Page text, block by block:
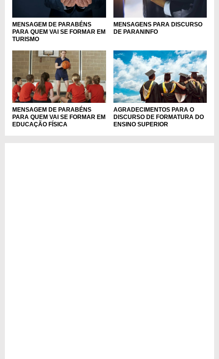
MENSAGEM DE PARABÉNS
PARA QUEM VAI SE FORMAR EM
TURISMO
MENSAGENS PARA DISCURSO
DE PARANINFO
MENSAGEM DE PARABÉNS
PARA QUEM VAI SE FORMAR EM
EDUCAÇÃO FÍSICA
AGRADECIMENTOS PARA O
DISCURSO DE FORMATURA DO
ENSINO SUPERIOR